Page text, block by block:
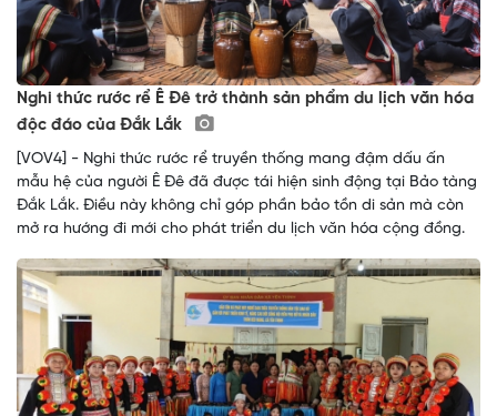
Nghi thức rước rể Ê Đê trở thành sản phẩm du lịch văn hóa
độc đáo của Đắk Lắk
[VOV4] - Nghi thức rước rể truyền thống mang đậm dấu ấn
mẫu hệ của người Ê Đê đã được tái hiện sinh động tại Bảo tàng
Đắk Lắk. Điều này không chỉ góp phần bảo tồn di sản mà còn
mở ra hướng đi mới cho phát triển du lịch văn hóa cộng đồng.